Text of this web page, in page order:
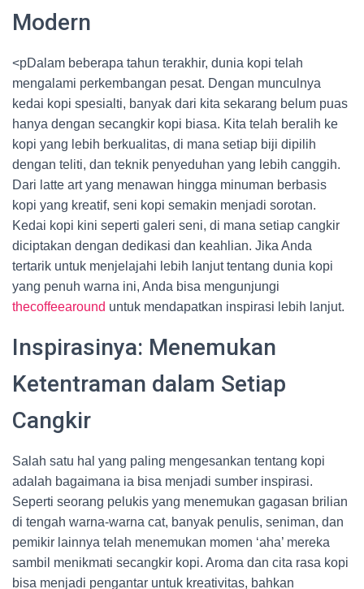
Modern
<pDalam beberapa tahun terakhir, dunia kopi telah
mengalami perkembangan pesat. Dengan munculnya
kedai kopi spesialti, banyak dari kita sekarang belum puas
hanya dengan secangkir kopi biasa. Kita telah beralih ke
kopi yang lebih berkualitas, di mana setiap biji dipilih
dengan teliti, dan teknik penyeduhan yang lebih canggih.
Dari latte art yang menawan hingga minuman berbasis
kopi yang kreatif, seni kopi semakin menjadi sorotan.
Kedai kopi kini seperti galeri seni, di mana setiap cangkir
diciptakan dengan dedikasi dan keahlian. Jika Anda
tertarik untuk menjelajahi lebih lanjut tentang dunia kopi
yang penuh warna ini, Anda bisa mengunjungi
thecoffeearound untuk mendapatkan inspirasi lebih lanjut.
Inspirasinya: Menemukan
Ketentraman dalam Setiap
Cangkir
Salah satu hal yang paling mengesankan tentang kopi
adalah bagaimana ia bisa menjadi sumber inspirasi.
Seperti seorang pelukis yang menemukan gagasan brilian
di tengah warna-warna cat, banyak penulis, seniman, dan
pemikir lainnya telah menemukan momen ‘aha’ mereka
sambil menikmati secangkir kopi. Aroma dan cita rasa kopi
bisa menjadi pengantar untuk kreativitas, bahkan